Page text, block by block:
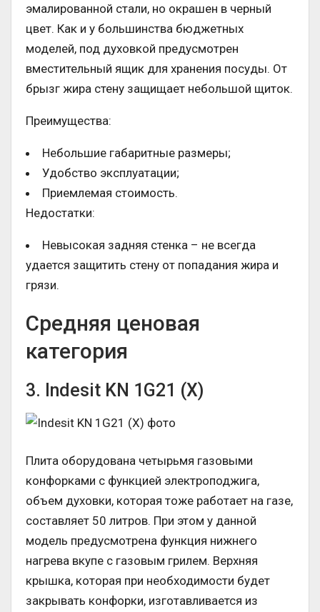
эмалированной стали, но окрашен в черный
цвет. Как и у большинства бюджетных
моделей, под духовкой предусмотрен
вместительный ящик для хранения посуды. От
брызг жира стену защищает небольшой щиток.
Преимущества:
Небольшие габаритные размеры;
Удобство эксплуатации;
Приемлемая стоимость.
Недостатки:
Невысокая задняя стенка – не всегда
удается защитить стену от попадания жира и
грязи.
Средняя ценовая
категория
3. Indesit KN 1G21 (X)
Плита оборудована четырьмя газовыми
конфорками с функцией электроподжига,
объем духовки, которая тоже работает на газе,
составляет 50 литров. При этом у данной
модель предусмотрена функция нижнего
нагрева вкупе с газовым грилем. Верхняя
крышка, которая при необходимости будет
закрывать конфорки, изготавливается из